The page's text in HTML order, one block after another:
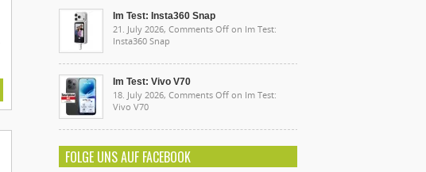
Im Test: Insta360 Snap
21. July 2026, Comments Off on Im Test:
Insta360 Snap
Im Test: Vivo V70
18. July 2026, Comments Off on Im Test:
Vivo V70
FOLGE UNS AUF FACEBOOK